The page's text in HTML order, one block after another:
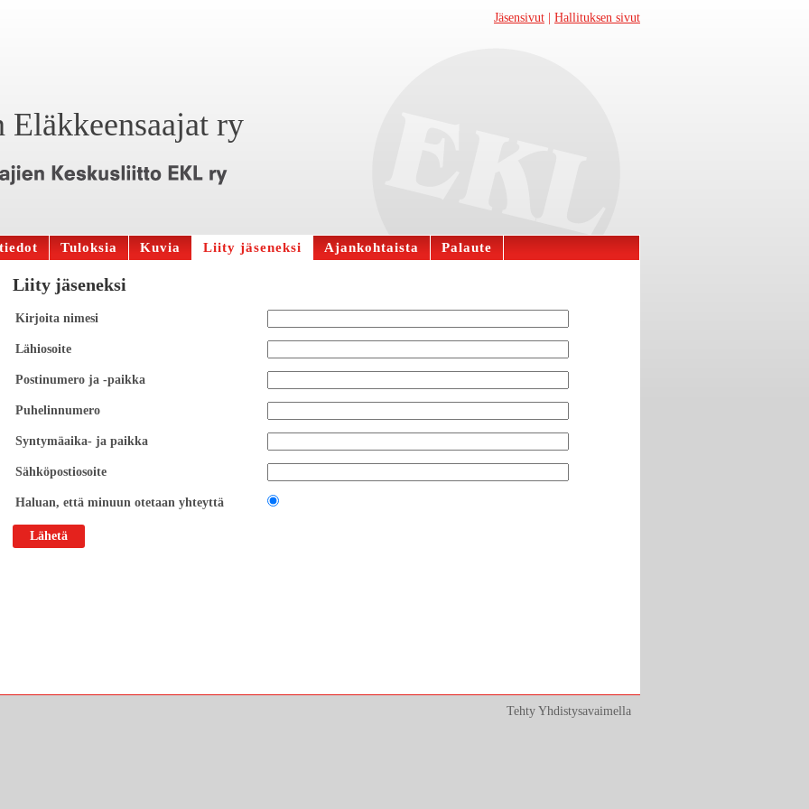
Jäsensivut Hallituksen sivut
ry
Tuloksia Kuvia Liity jäseneksi Ajankohtaista Palaute
Liity jäseneksi
Kirjoita nimesi
Lähiosoite
Postinumero ja -paikka
Puhelinnumero
Syntymäaika- ja paikka
Sähköpostiosoite
Haluan, että minuun otetaan yhteyttä
Tehty Yhdistysavaimella